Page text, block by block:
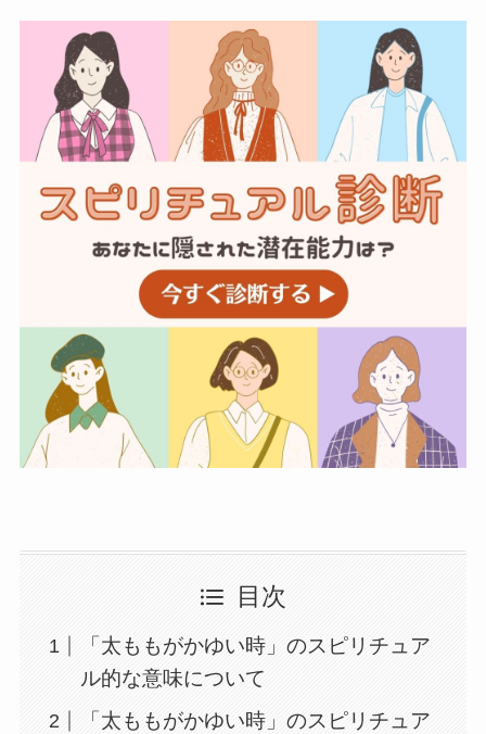
目次
「太ももがかゆい時」のスピリチュア
ル的な意味について
「太ももがかゆい時」のスピリチュア